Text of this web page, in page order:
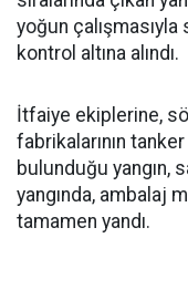
yoğun çalışmasıyla
kontrol altına alındı.
İtfaiye ekiplerine,
fabrikalarının
bulunduğu yangın,
yangında, ambalaj
tamamen yandı.